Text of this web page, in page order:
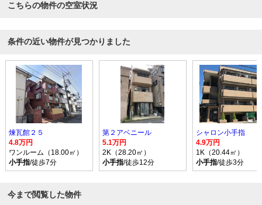
こちらの物件の空室状況
条件の近い物件が見つかりました
煉瓦館２５
4.8万円
ワンルーム（18.00㎡）
小手指/徒歩7分
第２アベニール
5.1万円
2K（28.20㎡）
小手指/徒歩12分
シャロン小手指
4.9万円
1K（20.44㎡）
小手指/徒歩3分
今まで閲覧した物件